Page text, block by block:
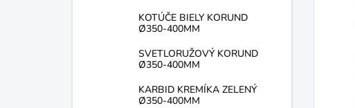
KOTÚČE BIELY KORUND
Ø350-400MM
SVETLORUŽOVÝ KORUND
Ø350-400MM
KARBID KREMÍKA ZELENÝ
Ø350-400MM